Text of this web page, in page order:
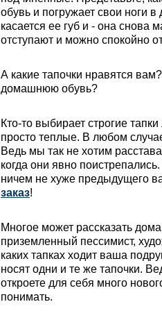
обувь и погружает свои ноги
касается ее губ и - она снова
отступают и можно спокойно
А какие тапочки нравятся
домашнюю обувь?
Кто-то выбирает строгие
просто теплые. В любом
Ведь мы так не хотим
когда они явно
ничем не хуже предыдущего
заказ!
Многое может рассказать
приземленный пессимист,
каких тапках ходит ваша
носят одни и те же тапочки.
откроете для себя много
понимать.